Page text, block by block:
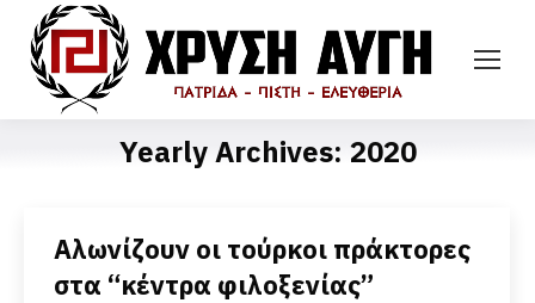
Yearly Archives: 2020
Αλωνίζουν οι τούρκοι πράκτορες
στα “κέντρα φιλοξενίας”